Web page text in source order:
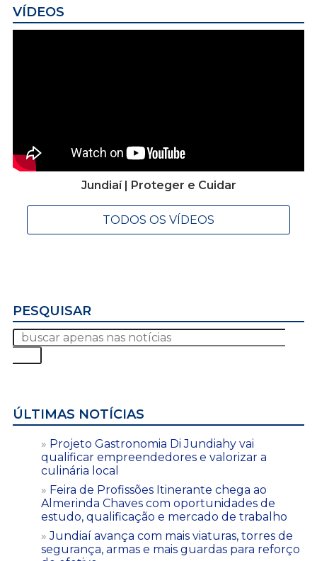
VÍDEOS
Jundiaí | Proteger e Cuidar
TODOS OS VÍDEOS
PESQUISAR
ÚLTIMAS NOTÍCIAS
Projeto Gastronomia Di Jundiahy vai
qualificar empreendedores e valorizar a
culinária local
Feira de Profissões Itinerante chega ao
Almerinda Chaves com oportunidades de
estudo, qualificação e mercado de trabalho
Jundiaí avança com mais viaturas, torres de
segurança, armas e mais guardas para reforço